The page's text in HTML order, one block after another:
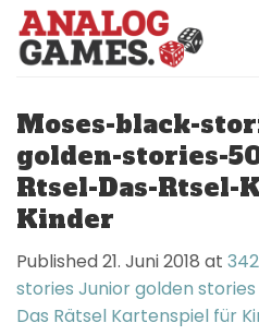
Skip
content
Moses-black-
golden-stories-
Rtsel-Das-
Kinder
Published21. Juni 2018 at
stories Junior golden
Das Rätsel Kartenspiel für